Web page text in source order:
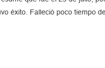
éxito. Falleció poco tiempo